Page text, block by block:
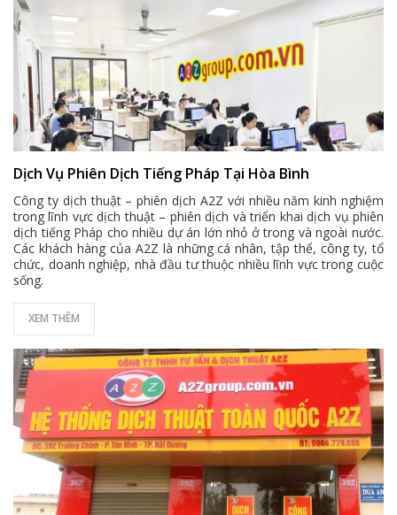
Dịch Vụ Phiên Dịch Tiếng Pháp Tại Hòa Bình
Công ty dịch thuật – phiên dịch A2Z với nhiều năm kinh nghiệm
trong lĩnh vực dịch thuật – phiên dịch và triển khai dịch vụ phiên
dịch tiếng Pháp cho nhiều dự án lớn nhỏ ở trong và ngoài nước.
Các khách hàng của A2Z là những cá nhân, tập thể, công ty, tổ
chức, doanh nghiệp, nhà đầu tư thuộc nhiều lĩnh vực trong cuộc
sống.
XEM THÊM